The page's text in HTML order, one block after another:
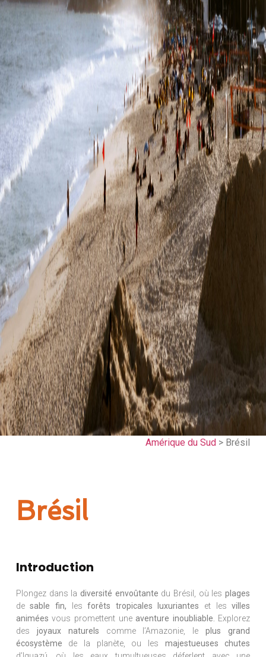
Amérique du Sud > Brésil
Brésil
Introduction
Plongez dans la diversité envoûtante du Brésil, où lesplages
desable fin, lesforêts tropicales luxuriantes et lesvilles
animées vous promettent une aventure inoubliable. Explorez
des joyaux naturels comme l’Amazonie, leplus grand
écosystème de la planète, ou les majestueuses chutes